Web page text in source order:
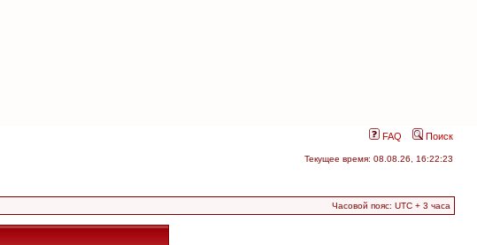
FAQ Поиск
Текущее время: 08.08.26, 16:22:23
Часовой пояс: UTC + 3 часа